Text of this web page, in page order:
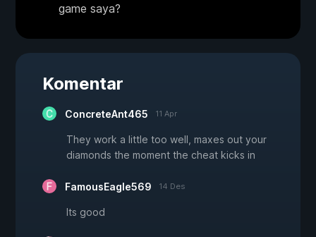
game saya?
Komentar
ConcreteAnt465 11 Apr
They work a little too well, maxes out your
diamonds the moment the cheat kicks in
FamousEagle569 14 Des
Its good